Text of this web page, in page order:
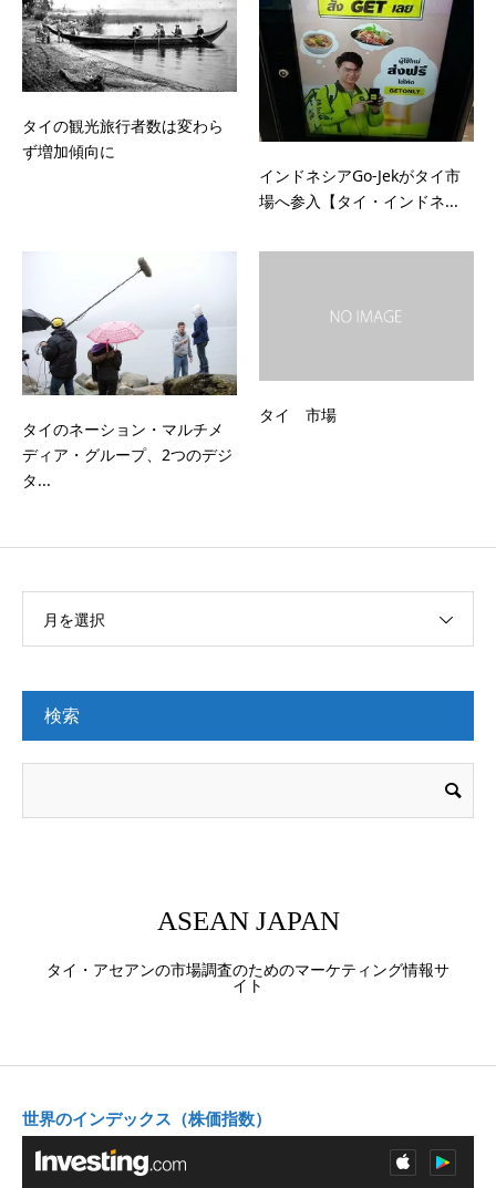
タイの観光旅行者数は変わら
ず増加傾向に
インドネシアGo-Jekがタイ市
場へ参入【タイ・インドネ...
タイのネーション・マルチメ
ディア・グループ、2つのデジ
タ...
タイ 市場
月を選択
検索
ASEAN JAPAN
タイ・アセアンの市場調査のためのマーケティング情報サ
イト
世界のインデックス（株価指数）